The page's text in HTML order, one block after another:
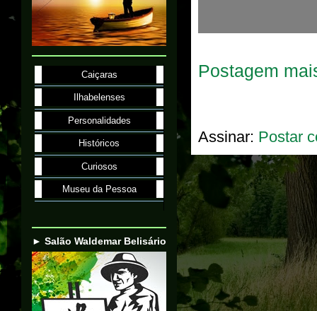
Postagem
Assinar: Postar
Caiçaras
Ilhabelenses
Personalidades
Históricos
Curiosos
Museu da Pessoa
► Salão Waldemar Belisário